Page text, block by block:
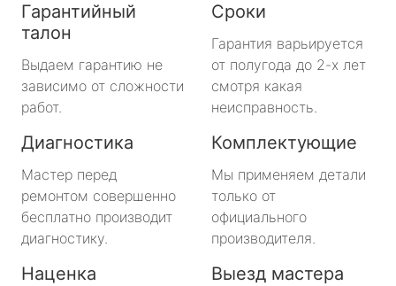
Гарантийный
талон
Выдаем гарантию не
зависимо от сложности
работ.
Сроки
Гарантия варьируется
от полугода до 2-х лет
смотря какая
неисправность.
Диагностика
Мастер перед
ремонтом совершенно
бесплатно производит
диагностику.
Комплектующие
Мы применяем детали
только от
официального
производителя.
Наценка Выезд мастера